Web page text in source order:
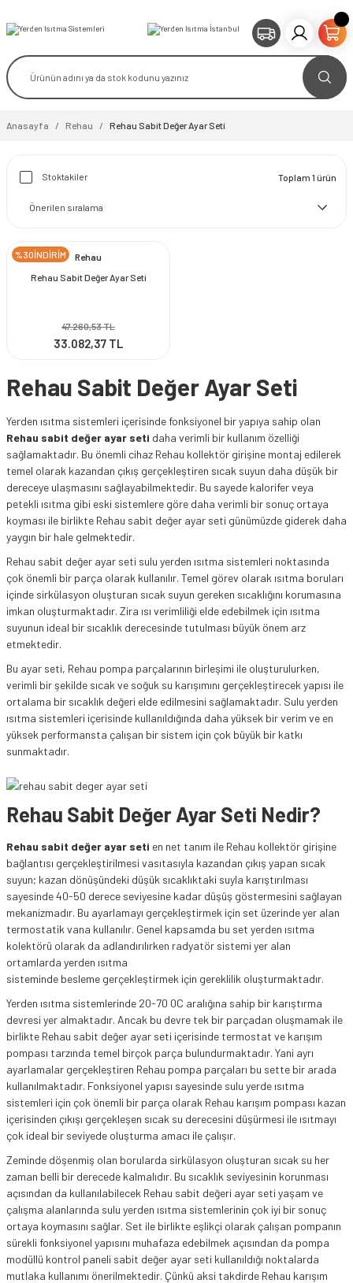
Anasayfa Rehau Rehau Sabit Değer Ayar Seti
Stoktakiler Toplam 1 ürün
%30İNDİRİM
Rehau
Rehau Sabit Değer Ayar Seti
47.260,53 TL
33.082,37 TL
Rehau Sabit Değer Ayar Seti
Yerden ısıtma sistemleri içerisinde fonksiyonel bir yapıya sahip olan
Rehau sabit değer ayar seti daha verimli bir kullanım özelliği
sağlamaktadır. Bu önemli cihaz Rehau kollektör girişine montaj edilerek
temel olarak kazandan çıkış gerçekleştiren sıcak suyun daha düşük bir
dereceye ulaşmasını sağlayabilmektedir. Bu sayede kalorifer veya
petekli ısıtma gibi eski sistemlere göre daha verimli bir sonuç ortaya
koyması ile birlikte Rehau sabit değer ayar seti günümüzde giderek daha
yaygın bir hale gelmektedir.
Rehau sabit değer ayar seti sulu yerden ısıtma sistemleri noktasında
çok önemli bir parça olarak kullanılır. Temel görev olarak ısıtma boruları
içinde sirkülasyon oluşturan sıcak suyun gereken sıcaklığını korumasına
imkan oluşturmaktadır. Zira ısı verimliliği elde edebilmek için ısıtma
suyunun ideal bir sıcaklık derecesinde tutulması büyük önem arz
etmektedir.
Bu ayar seti, Rehau pompa parçalarının birleşimi ile oluşturulurken,
verimli bir şekilde sıcak ve soğuk su karışımını gerçekleştirecek yapısı ile
ortalama bir sıcaklık değeri elde edilmesini sağlamaktadır. Sulu yerden
ısıtma sistemleri içerisinde kullanıldığında daha yüksek bir verim ve en
yüksek performansta çalışan bir sistem için çok büyük bir katkı
sunmaktadır.
Rehau Sabit Değer Ayar Seti Nedir?
Rehau sabit değer ayar seti en net tanım ile Rehau kollektör girişine
bağlantısı gerçekleştirilmesi vasıtasıyla kazandan çıkış yapan sıcak
suyun; kazan dönüşündeki düşük sıcaklıktaki suyla karıştırılması
sayesinde 40-50 derece seviyesine kadar düşüş göstermesini sağlayan
mekanizmadır. Bu ayarlamayı gerçekleştirmek için set üzerinde yer alan
termostatik vana kullanılır. Genel kapsamda bu set yerden ısıtma
kolektörü olarak da adlandırılırken radyatör sistemi yer alan
ortamlarda yerden ısıtma
sisteminde besleme gerçekleştirmek için gereklilik oluşturmaktadır.
Yerden ısıtma sistemlerinde 20-70 0C aralığına sahip bir karıştırma
devresi yer almaktadır. Ancak bu devre tek bir parçadan oluşmamak ile
birlikte Rehau sabit değer ayar seti içerisinde termostat ve karışım
pompası tarzında temel birçok parça bulundurmaktadır. Yani ayrı
ayarlamalar gerçekleştiren Rehau pompa parçaları bu sette bir arada
kullanılmaktadır. Fonksiyonel yapısı sayesinde sulu yerde ısıtma
sistemleri için çok önemli bir parça olarak Rehau karışım pompası kazan
içerisinden çıkışı gerçekleşen sıcak su derecesini düşürmesi ile ısıtmayı
çok ideal bir seviyede oluşturma amacı ile çalışır.
Zeminde döşenmiş olan borularda sirkülasyon oluşturan sıcak su her
zaman belli bir derecede kalmalıdır. Bu sıcaklık seviyesinin korunması
açısından da kullanılabilecek Rehau sabit değeri ayar seti yaşam ve
çalışma alanlarında sulu yerden ısıtma sistemlerinin çok iyi bir sonuç
ortaya koymasını sağlar. Set ile birlikte eşlikçi olarak çalışan pompanın
sürekli fonksiyonel yapısını muhafaza edebilmek açısından da pompa
modüllü kontrol paneli sabit değer ayar seti kullanıldığı noktalarda
mutlaka kullanımı önerilmektedir. Çünkü aksi takdirde Rehau karışım